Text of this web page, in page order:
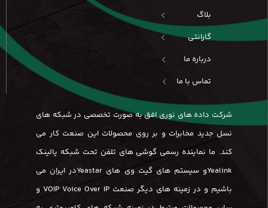
بلاگ
گارانتی
درباره ما
تماس با ما
شرکت داده های نوری افق به صورت تخصصی در شبکه های
نسل جدید مخابرات و بر روی محصولات این صنعت کار می
کند. ما نماینده رسمی گوشی های تلفن تحت شبکه یالینک
Yealinkو سیستم های گیت وی های Yeastarدر ایران می
باشیم و در زمینه های دیگر صنعت VOIP Voice Over IP و